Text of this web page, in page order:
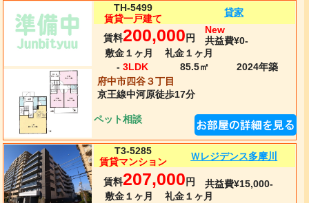
TH-5499
賃貸一戸建て
貸家
賃料200,000 円
New
共益費¥0-
敷金１ヶ月
礼金１ヶ月
- 3LDK 85.5㎡ 2024年築
府中市四谷３丁目
京王線中河原徒歩17分
ペット相談
T3-5285
賃貸マンション
Ｗレジデンス多摩川
賃料207,000 円
共益費¥15,000-
敷金１ヶ月
礼金１ヶ月